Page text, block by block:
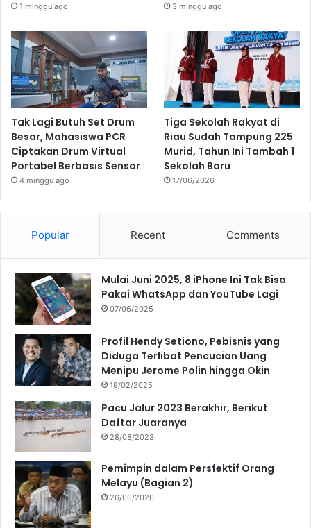
1 minggu ago 3 minggu ago
Tak Lagi Butuh Set Drum
Besar, Mahasiswa PCR
Ciptakan Drum Virtual
Portabel Berbasis Sensor
4 minggu ago
Tiga Sekolah Rakyat di
Riau Sudah Tampung 225
Murid, Tahun Ini Tambah 1
Sekolah Baru
17/06/2026
Popular Recent Comments
Mulai Juni 2025, 8 iPhone Ini Tak Bisa
Pakai WhatsApp dan YouTube Lagi
07/06/2025
Profil Hendy Setiono, Pebisnis yang
Diduga Terlibat Pencucian Uang
Menipu Jerome Polin hingga Okin
19/02/2025
Pacu Jalur 2023 Berakhir, Berikut
Daftar Juaranya
28/08/2023
Pemimpin dalam Persfektif Orang
Melayu (Bagian 2)
26/06/2020